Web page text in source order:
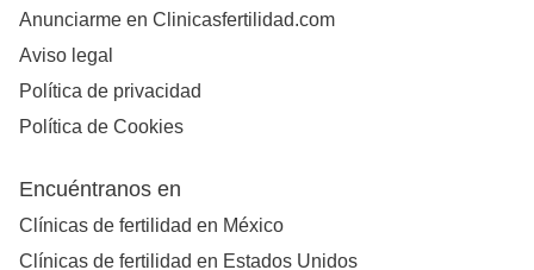
Anunciarme en Clinicasfertilidad.com
Aviso legal
Política de privacidad
Política de Cookies
Encuéntranos en
Clínicas de fertilidad en México
Clínicas de fertilidad en Estados Unidos